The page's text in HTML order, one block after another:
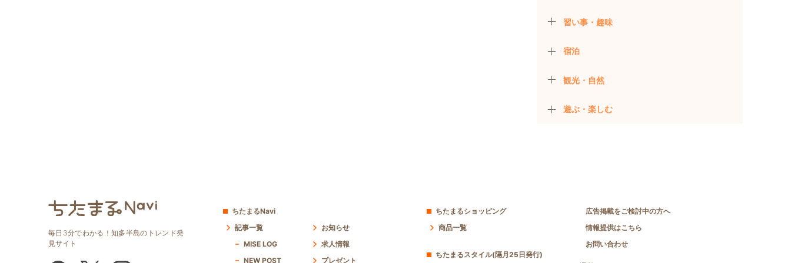
習い事・趣味
宿泊
観光・自然
遊ぶ・楽しむ
毎日3分でわかる！知多半島のトレンド発
見サイト
ちたまるNavi
記事一覧
MISE LOG
NEW POST
お知らせ
求人情報
プレゼント
ちたまるショッピング
商品一覧
ちたまるスタイル(隔月25日発行)
広告掲載をご検討中の方へ
情報提供はこちら
お問い合わせ